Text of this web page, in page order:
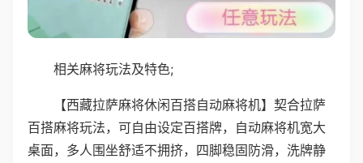
相关麻将玩法及特色;
【西藏拉萨麻将休闲百搭自动麻将机】契合拉萨
百搭麻将玩法，可自由设定百搭牌，自动麻将机宽大
桌面，多人围坐舒适不拥挤，四脚稳固防滑，洗牌静